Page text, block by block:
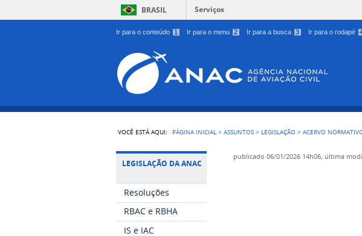
Ir para o conteúdo 1 Ir para o menu 2 Ir para a busca 3 Ir para o rodapé
BRASIL Serviços
VOCÊ ESTÁ AQUI: PÁGINA INICIAL >ASSUNTOS > LEGISLAÇÃO >ACERVO
LEGISLAÇÃO DA ANAC
Resoluções
RBAC e RBHA
IS e IAC
publicado 06/01/2026 14h06, última